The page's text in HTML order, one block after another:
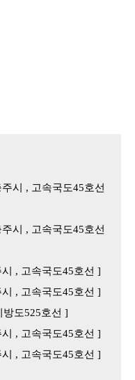
시 , 고속국도45호선
시 , 고속국도45호선
, 고속국도45호선 ]
, 고속국도45호선 ]
도525호선 ]
, 고속국도45호선 ]
, 고속국도45호선 ]